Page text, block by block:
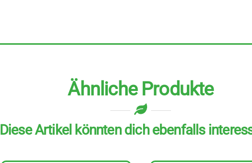
Ähnliche Produkte
Diese Artikel könnten dich ebenfalls